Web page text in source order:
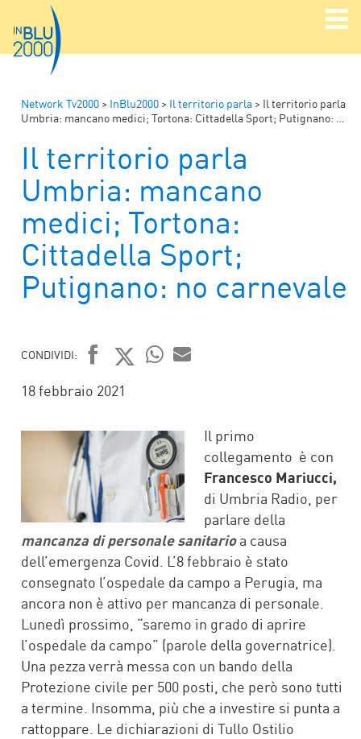
Network Tv2000 > InBlu2000 > Il territorio parla > Il territorio parla
Umbria: mancano medici; Tortona: Cittadella Sport; Putignano: no carnevale
Il territorio parla
Umbria: mancano
medici; Tortona:
Cittadella Sport;
Putignano: no carnevale
CONDIVIDI:
FACEBOOK
TWITTER
18 febbraio 2021
Il primo
collegamento è con
Francesco Mariucci,
di Umbria Radio, per
parlare della
mancanza di personale sanitarioa causa
dell’emergenza Covid. L’8 febbraio è stato
consegnato l’ospedale da campo a Perugia, ma
ancora non è attivo per mancanza di personale.
Lunedì prossimo, “saremo in grado di aprire
l’ospedale da campo” (parole della governatrice).
Una pezza verrà messa con un bando della
Protezione civile per 500 posti, che però sono tutti
a termine. Insomma, più che a investire si punta a
rattoppare. Le dichiarazioni di Tullo Ostilio